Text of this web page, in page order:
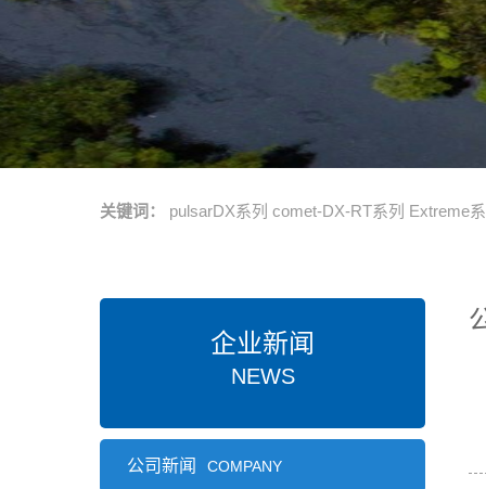
关键词： pulsarDX系列 comet-DX-RT系列 Extreme系
企业新闻
NEWS
公司新闻 COMPANY